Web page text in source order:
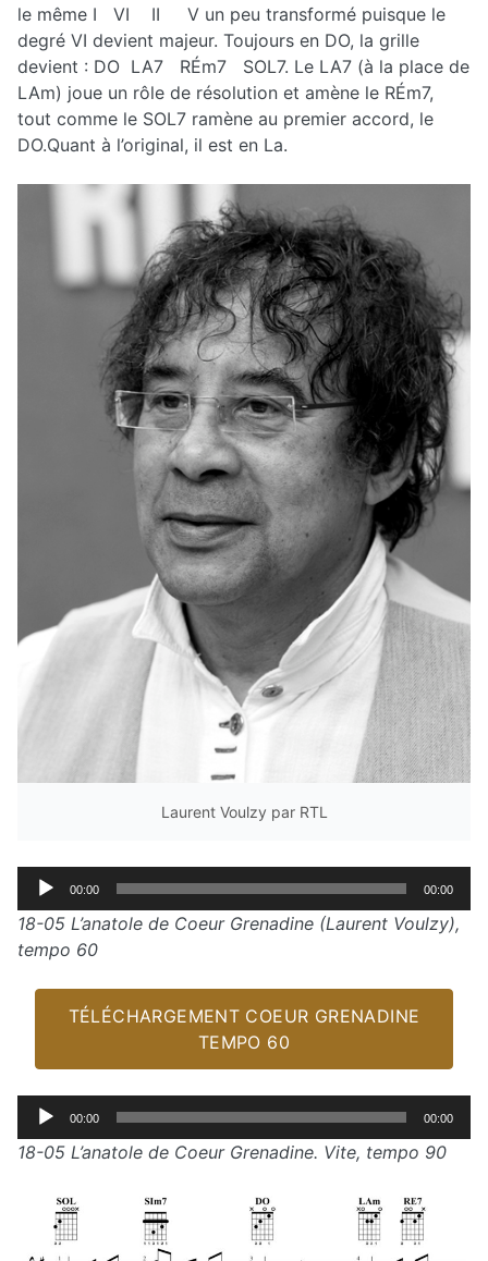
le même I VI II V un peu transformé puisque le
degré VI devient majeur. Toujours en DO, la grille
devient : DO LA7 RÉm7 SOL7. Le LA7 (à la place de
LAm) joue un rôle de résolution et amène le RÉm7,
tout comme le SOL7 ramène au premier accord, le
DO.Quant à l’original, il est en La.
Laurent Voulzy par RTL
Lecteur
audio
00:00 00:00
18-05 L’anatole de Coeur Grenadine (Laurent Voulzy),
tempo 60
TÉLÉCHARGEMENT COEUR GRENADINE
TEMPO 60
Lecteur
audio
00:00 00:00
18-05 L’anatole de Coeur Grenadine. Vite, tempo 90